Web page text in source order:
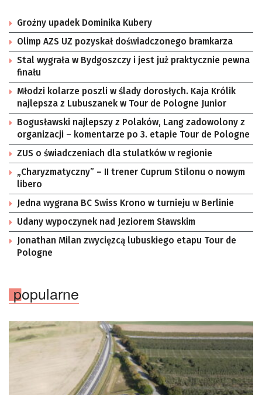
Groźny upadek Dominika Kubery
Olimp AZS UZ pozyskał doświadczonego bramkarza
Stal wygrała w Bydgoszczy i jest już praktycznie pewna
finału
Młodzi kolarze poszli w ślady dorosłych. Kaja Królik
najlepsza z Lubuszanek w Tour de Pologne Junior
Bogusławski najlepszy z Polaków, Lang zadowolony z
organizacji – komentarze po 3. etapie Tour de Pologne
ZUS o świadczeniach dla stulatków w regionie
„Charyzmatyczny” – II trener Cuprum Stilonu o nowym
libero
Jedna wygrana BC Swiss Krono w turnieju w Berlinie
Udany wypoczynek nad Jeziorem Sławskim
Jonathan Milan zwycięzcą lubuskiego etapu Tour de
Pologne
popularne